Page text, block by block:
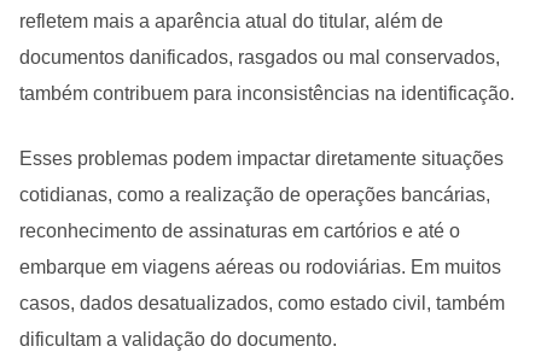
refletem mais a aparência atual do titular, além de
documentos danificados, rasgados ou mal conservados,
também contribuem para inconsistências na identificação.
Esses problemas podem impactar diretamente situações
cotidianas, como a realização de operações bancárias,
reconhecimento de assinaturas em cartórios e até o
embarque em viagens aéreas ou rodoviárias. Em muitos
casos, dados desatualizados, como estado civil, também
dificultam a validação do documento.